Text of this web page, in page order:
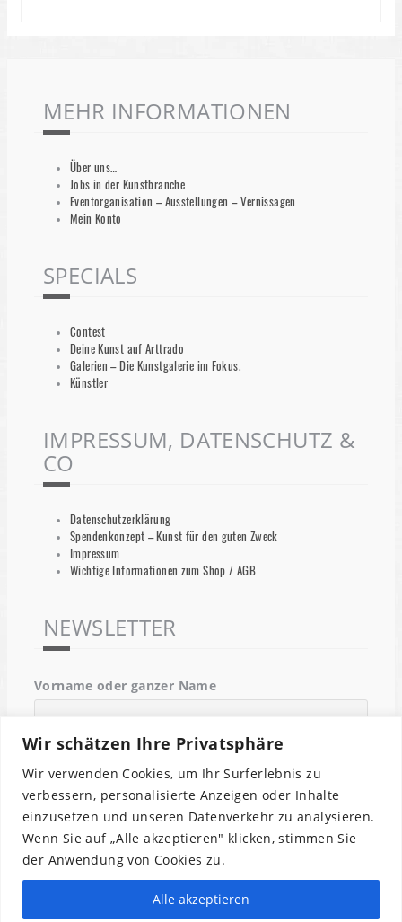
Wir schätzen Ihre Privatsphäre
Wir verwenden Cookies, um Ihr Surferlebnis zu
verbessern, personalisierte Anzeigen oder Inhalte
einzusetzen und unseren Datenverkehr zu analysieren.
Wenn Sie auf „Alle akzeptieren" klicken, stimmen Sie
der Anwendung von Cookies zu.
Alle akzeptieren
MEHR INFORMATIONEN
Über uns…
Jobs in der Kunstbranche
Eventorganisation – Ausstellungen – Vernissagen
Mein Konto
SPECIALS
Contest
Deine Kunst auf Arttrado
Galerien – Die Kunstgalerie im Fokus.
Künstler
IMPRESSUM, DATENSCHUTZ &
CO
Datenschutzerklärung
Spendenkonzept – Kunst für den guten Zweck
Impressum
Wichtige Informationen zum Shop / AGB
NEWSLETTER
Vorname oder ganzer Name
Email
Indem Du fortfährst, akzeptierst Du unsere
Datenschutzerklärung.